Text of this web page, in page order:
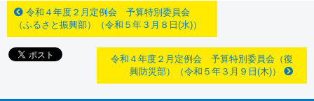
令和４年度２月定例会 予算特別委員会
（ふるさと振興部）（令和５年３月８日(水)）
令和４年度２月定例会 予算特別委員会（復
興防災部）（令和５年３月９日(木)）